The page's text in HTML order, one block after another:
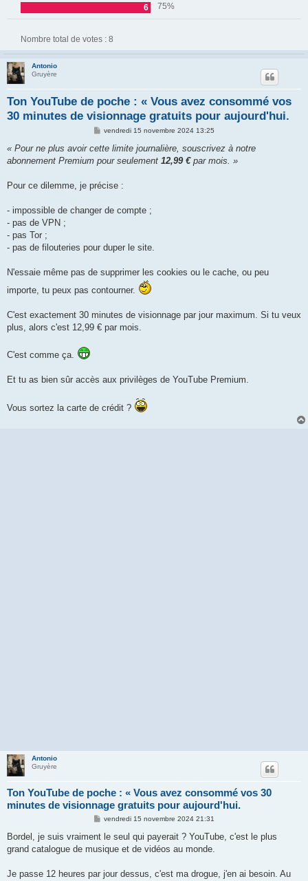
6
75%
Nombre total de votes : 8
Antonio
Gruyère
Ton YouTube de poche : « Vous avez consommé vos
30 minutes de visionnage gratuits pour aujourd'hui.
M
s
a
vendredi 15 novembre 2024 13:25
« Pour ne plus avoir cette limite journalière, souscrivez à notre
abonnement Premium pour seulement 12,99 €par mois. »
Pour ce dilemme, je précise :
- impossible de changer de compte ;
- pas de VPN ;
- pas Tor ;
- pas de filouteries pour duper le site.
N'essaie même pas de supprimer les cookies ou le cache, ou peu
importe, tu peux pas contourner.
C'est exactement 30 minutes de visionnage par jour maximum. Si tu veux
plus, alors c'est 12,99 € par mois.
C'est comme ça.
Et tu as bien sûr accès aux privilèges de YouTube Premium.
Vous sortez la carte de crédit ?
Antonio
Gruyère
Ton YouTube de poche : « Vous avez consommé vos 30
minutes de visionnage gratuits pour aujourd'hui.
M
s
a
vendredi 15 novembre 2024 21:31
Bordel, je suis vraiment le seul qui payerait ? YouTube, c'est le plus
grand catalogue de musique et de vidéos au monde.
Je passe 12 heures par jour dessus, c'est ma drogue, j'en ai besoin. Au